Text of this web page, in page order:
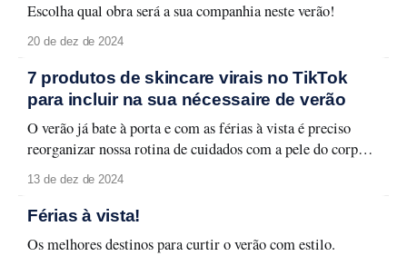
Escolha qual obra será a sua companhia neste verão!
20 de dez de 2024
7 produtos de skincare virais no TikTok
para incluir na sua nécessaire de verão
O verão já bate à porta e com as férias à vista é preciso
reorganizar nossa rotina de cuidados com a pele do corpo e
rosto a fim de encarar a temporada mais quente do ano.
13 de dez de 2024
Férias à vista!
Os melhores destinos para curtir o verão com estilo.